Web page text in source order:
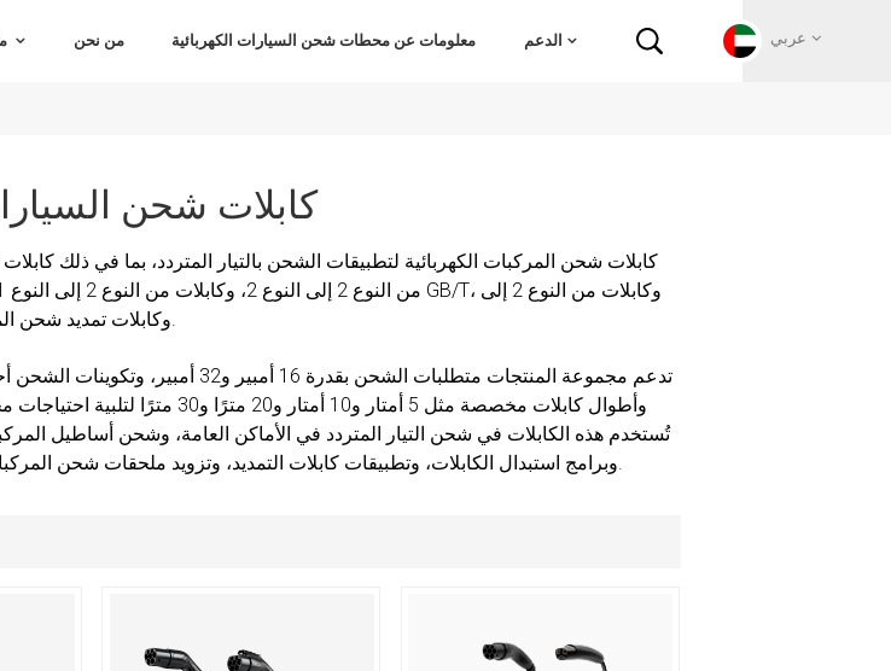
من نحن معلومات عن محطات شحن السيارات الكهربائية الدعم عربي
كابلات شحن
NACS، وكابلات تمديد شحن المركبات الكهربائية.
تدعم مجموعة المنتجات متطلبات الشحن بقدرة 16
وأطوال كابلات مخصصة مثل 5 أمتار و10 أمتار
تُستخدم هذه الكابلات في شحن التيار المتردد في الأماكن العامة، وشحن أساطيل
وبرامج استبدال الكابلات، وتطبيقات كابلات التمديد، وتزويد ملحقات شحن المركبات الكهربائية عبر القنوات.